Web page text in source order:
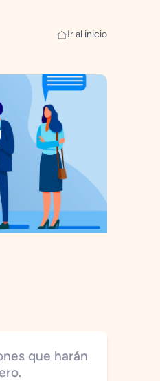
Ir al inicio
que harán